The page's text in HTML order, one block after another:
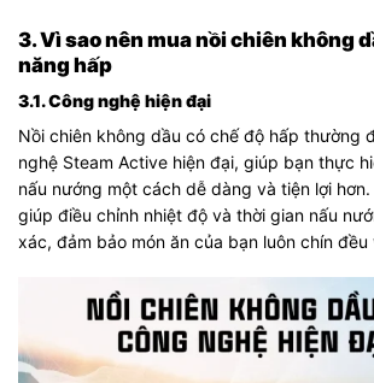
3. Vì sao nên mua nồi chiên không
năng hấp
3.1. Công nghệ hiện đại
Nồi chiên không dầu có chế độ hấp thường
nghệ Steam Active hiện đại, giúp bạn thực
nấu nướng một cách dễ dàng và tiện lợi
giúp điều chỉnh nhiệt độ và thời gian nấu
xác, đảm bảo món ăn của bạn luôn chín đều